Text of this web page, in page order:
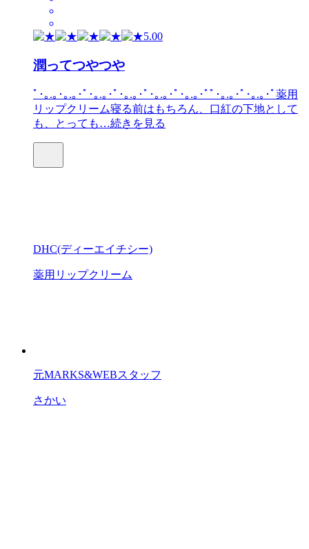
5.00
潤ってつやつや
ﾟ･｡.｡･｡.｡･ﾟ･｡.｡･ﾟ･｡.｡･ﾟ･｡.｡･ﾟ･｡.｡･ﾟﾟ･｡.｡･ﾟ･｡.｡･ﾟ薬用
リップクリーム寝る前はもちろん、口紅の下地として
も、とっても…続きを見る
DHC(ディーエイチシー)
薬用リップクリーム
元MARKS&WEBスタッフ
さかい